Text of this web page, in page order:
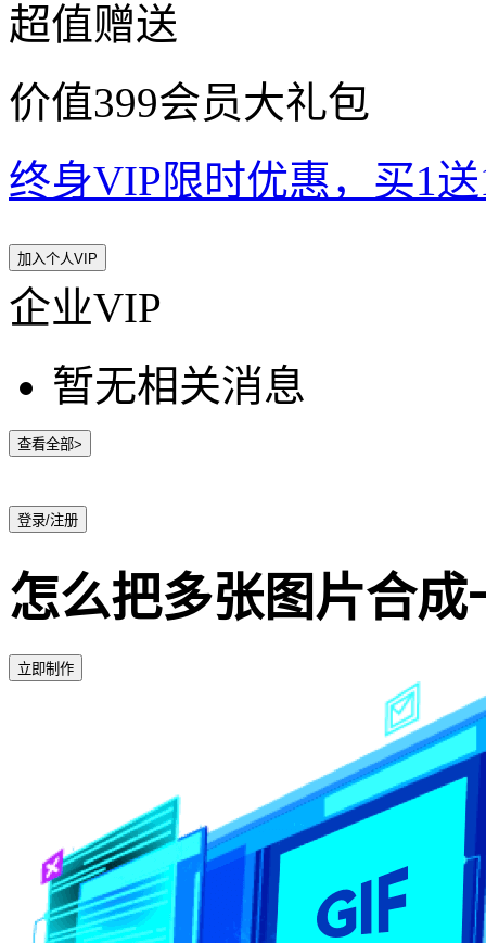
超值赠送
价值399会员大礼包
终身VIP限时优惠，买1
加入个人VIP
企业VIP
暂无相关消息
查看全部>
登录/注册
怎么把多张图片合成
立即制作